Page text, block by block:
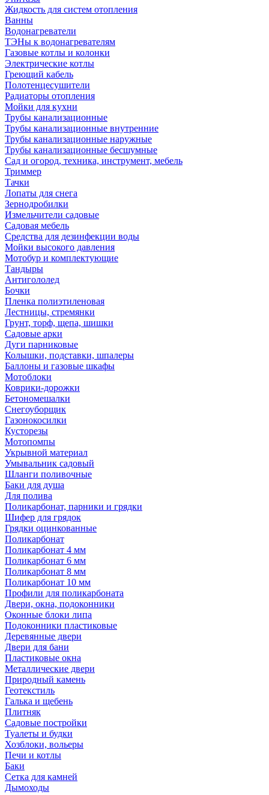
Жидкость для систем отопления
Ванны
Водонагреватели
ТЭНы к водонагревателям
Газовые котлы и колонки
Электрические котлы
Греющий кабель
Полотенцесушители
Радиаторы отопления
Мойки для кухни
Трубы канализационные
Трубы канализационные внутренние
Трубы канализационные наружные
Трубы канализационные бесшумные
Сад и огород, техника, инструмент, мебель
Триммер
Тачки
Лопаты для снега
Зернодробилки
Измельчители садовые
Садовая мебель
Средства для дезинфекции воды
Мойки высокого давления
Мотобур и комплектующие
Тандыры
Антигололед
Бочки
Пленка полиэтиленовая
Лестницы, стремянки
Грунт, торф, щепа, шишки
Садовые арки
Дуги парниковые
Колышки, подставки, шпалеры
Баллоны и газовые шкафы
Мотоблоки
Коврики-дорожки
Бетономешалки
Снегоуборщик
Газонокосилки
Кусторезы
Мотопомпы
Укрывной материал
Умывальник садовый
Шланги поливочные
Баки для душа
Для полива
Поликарбонат, парники и грядки
Шифер для грядок
Грядки оцинкованные
Поликарбонат
Поликарбонат 4 мм
Поликарбонат 6 мм
Поликарбонат 8 мм
Поликарбонат 10 мм
Профили для поликарбоната
Двери, окна, подоконники
Оконные блоки липа
Подоконники пластиковые
Деревянные двери
Двери для бани
Пластиковые окна
Металлические двери
Природный камень
Геотекстиль
Галька и щебень
Плитняк
Садовые постройки
Туалеты и будки
Хозблоки, вольеры
Печи и котлы
Баки
Сетка для камней
Дымоходы